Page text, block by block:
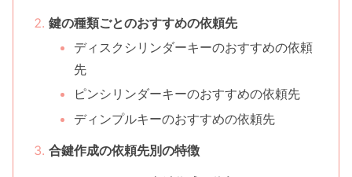
鍵の種類ごとのおすすめの依頼先
ディスクシリンダーキーのおすすめの依頼
先
ピンシリンダーキーのおすすめの依頼先
ディンプルキーのおすすめの依頼先
合鍵作成の依頼先別の特徴